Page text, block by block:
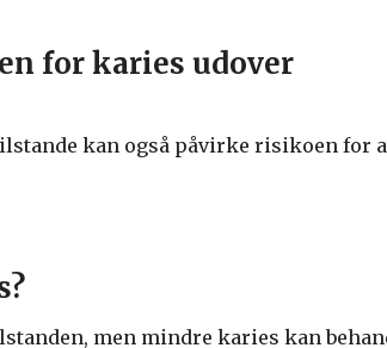
for karies udover
kan også påvirke risikoen for
men mindre karies kan